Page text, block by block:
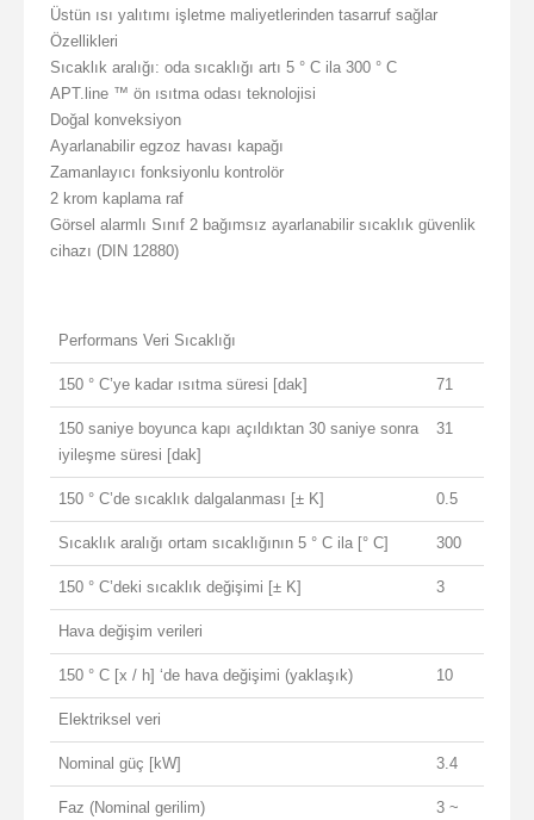
Üstün ısı yalıtımı işletme maliyetlerinden tasarruf sağlar
Özellikleri
Sıcaklık aralığı: oda sıcaklığı artı 5 ° C ila 300 ° C
APT.line ™ ön ısıtma odası teknolojisi
Doğal konveksiyon
Ayarlanabilir egzoz havası kapağı
Zamanlayıcı fonksiyonlu kontrolör
2 krom kaplama raf
Görsel alarmlı Sınıf 2 bağımsız ayarlanabilir sıcaklık güvenlik
cihazı (DIN 12880)
Performans Veri Sıcaklığı
150 ° C’ye kadar ısıtma süresi [dak] 71
150 saniye boyunca kapı açıldıktan 30 saniye sonra
iyileşme süresi [dak]
31
150 ° C’de sıcaklık dalgalanması [± K] 0.5
Sıcaklık aralığı ortam sıcaklığının 5 ° C ila [° C] 300
150 ° C’deki sıcaklık değişimi [± K] 3
Hava değişim verileri
150 ° C [x / h] ‘de hava değişimi (yaklaşık) 10
Elektriksel veri
Nominal güç [kW] 3.4
Faz (Nominal gerilim) 3 ~